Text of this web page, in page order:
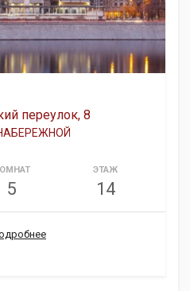
переулок, 8
5
ЭТАЖ
14